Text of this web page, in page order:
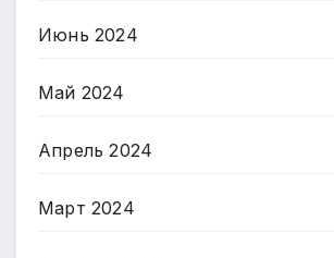
Июнь 2024
Май 2024
Апрель 2024
Март 2024